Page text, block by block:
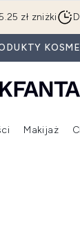
Przejdź do
zł zniżki
Wejdź do
Makijaż